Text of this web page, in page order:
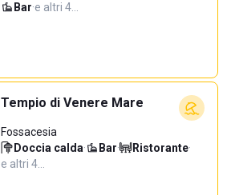
Bar·e altri 4…
Tempio di Venere Mare
Fossacesia
Doccia calda· Bar· Ristorante·
e altri 4…